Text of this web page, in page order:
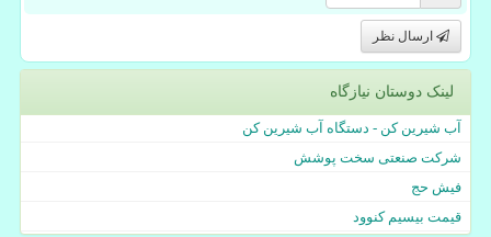
ارسال نظر
لینک دوستان نیازگاه
آب شیرین کن - دستگاه آب شیرین کن
شرکت صنعتی سخت پوشش
فیش حج
قیمت بیسیم کنوود